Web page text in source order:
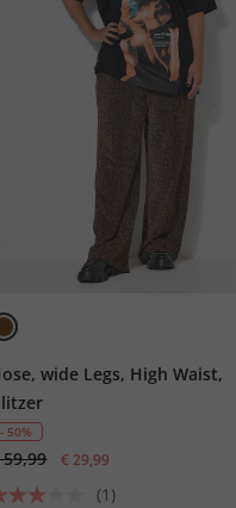
wide Legs, High Waist,
- 50%
59,99 € 29,99
(1)